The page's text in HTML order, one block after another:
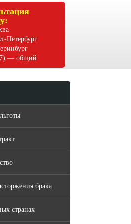
Петербург
— общий
брака
странах